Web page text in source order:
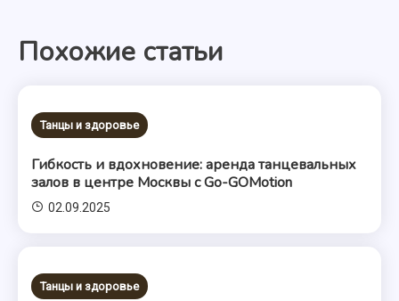
записям
Похожие статьи
Танцы и здоровье
Гибкость и вдохновение: аренда танцевальных
залов в центре Москвы с Go-GOMotion
02.09.2025
Танцы и здоровье